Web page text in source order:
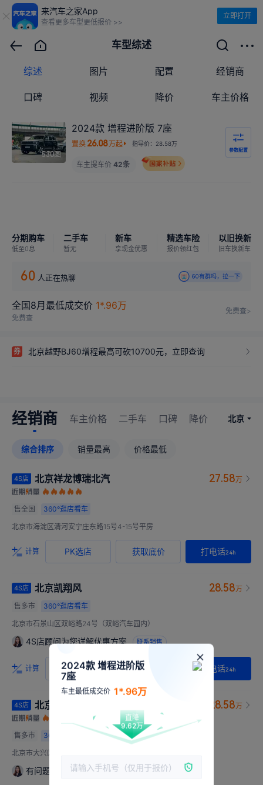
来汽车之家App
查看更多车型更低报价 >>
立即打开
车型综述
综述 图片 配置 经销商
口碑 视频 降价 车主价格
530图
2024款 增程进阶版 7座
置换 26.08万起 指导价：28.58万
参数配置
车主提车价 42条
分期购车
低至0息
二手车
暂无
新车
享现金优惠
精选车险
报价领红包
以旧换新
旧车换新车
60 人正在热聊 60有群吗，拉一下
全国8月最低成交价 1*.96万
免费查
免费查>
券 北京越野BJ60增程最高可砍10700元，立即查询
北京
经销商 车主价格 二手车 口碑 降价
综合排序 销量最高 价格最低
4S店 北京祥龙博瑞北汽 27.58万
售全国 360°逛店看车
北京市海淀区清河安宁庄东路15号4-15号平房
计算 PK选店 获取底价 打电话24h
4S店 北京凯翔风 28.58万
售多市
360°逛店看车
北京市石景山区双峪路24号（双峪汽车园内）
4S店顾问为您详解优惠方案 联系销售
计算 PK选店 获取底价 打电话24h
4S店 北京祥盛通达 28.58万
售多市 360°
北京市大兴区五连环环岛北200米
有问题请点我，本店顾问为您在线答疑 联系销售
2024款 增程进阶版
7座
车主最低成交价 1*.96万
直降
9.62万